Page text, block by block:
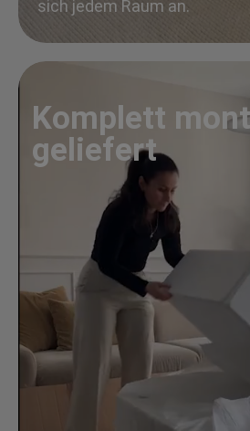
sich jedem Raum an.
Komplett
geliefert